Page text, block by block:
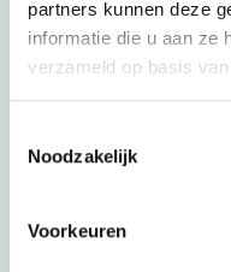
partners kunnen deze
informatie die u aan ze
verzameld op basis
Noodzakelijk
Voorkeuren
Lees meer over